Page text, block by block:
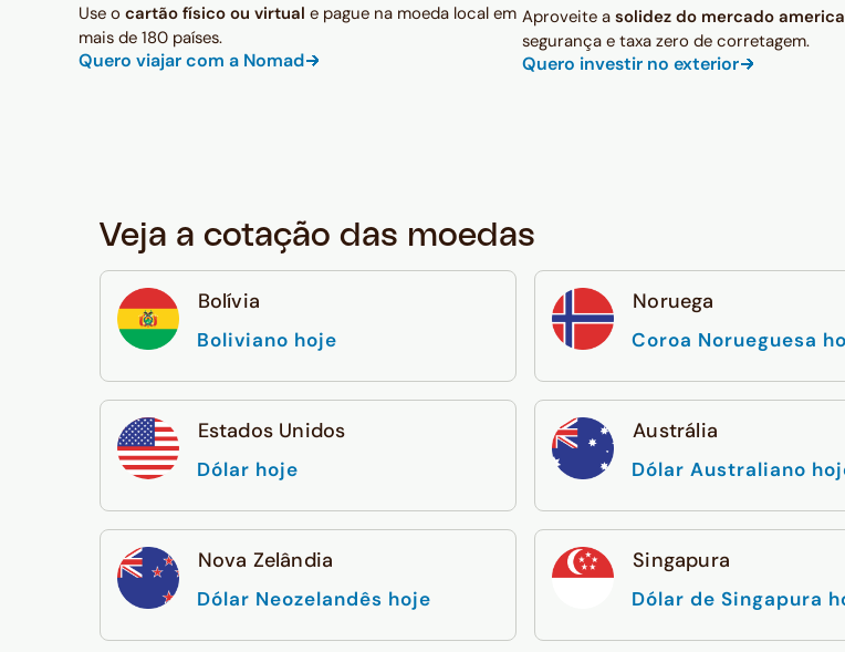
Use o cartão físico ou virtual e pague na moeda local em
mais de 180 países.
Quero viajar com a Nomad
Aproveite a solidez do mercado
segurança e taxa zero de corretagem.
Quero investir no exterior
Veja a cotação das moedas
Bolívia
Boliviano hoje
Noruega
Coroa Norueguesa
Estados Unidos
Dólar hoje
Austrália
Dólar Australiano
Nova Zelândia
Dólar Neozelandês hoje
Singapura
Dólar de Singapura